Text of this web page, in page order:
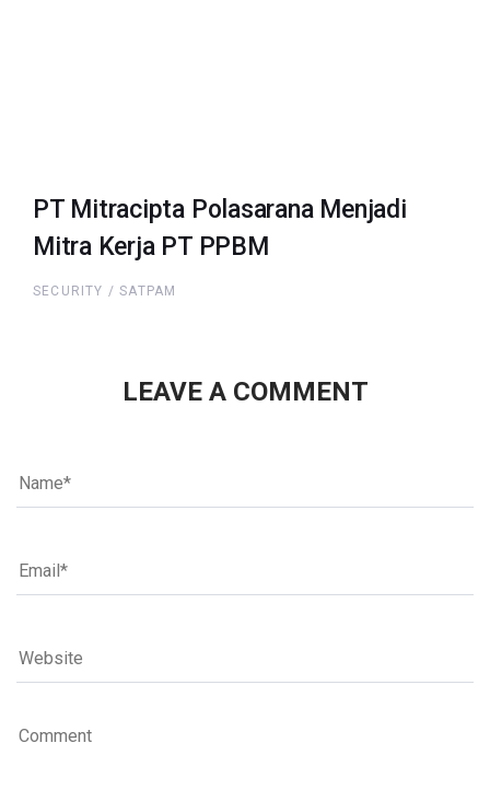
PT Mitracipta Polasarana Menjadi
Mitra Kerja PT PPBM
SECURITY / SATPAM
LEAVE A COMMENT